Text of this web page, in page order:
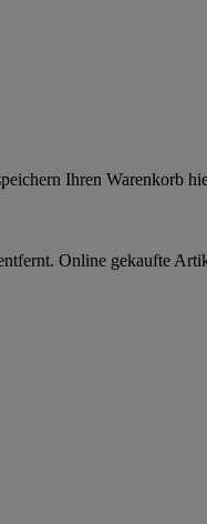
Ihren Warenkorb
Online gekaufte